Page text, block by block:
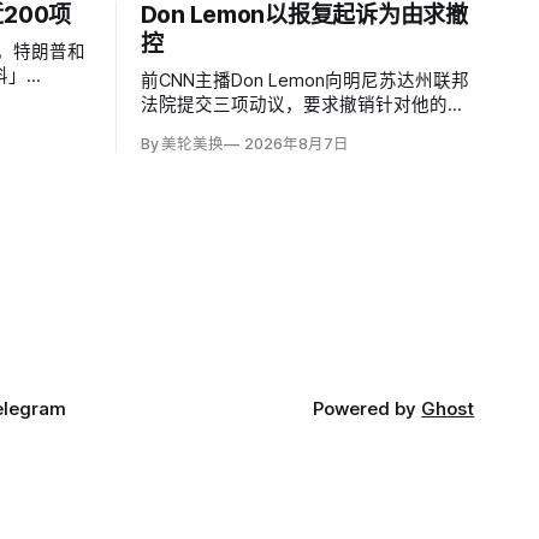
200项
特朗普和
Don Lemon以报复起诉为由求撤
控
前CNN主播Don Lemon向明尼苏达州联邦
法院提交三项动议，要求撤销针对他的刑
意而报复性起诉，并把受第一修正案保护
By 美轮美换 2026年8月7日
Powered by Ghost